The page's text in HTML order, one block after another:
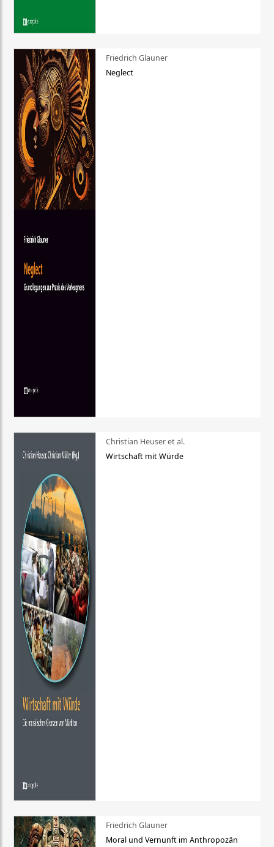
Friedrich Glauner
Neglect
Christian Heuser et al.
Wirtschaft mit Würde
Friedrich Glauner
Moral und Vernunft im Anthropozän